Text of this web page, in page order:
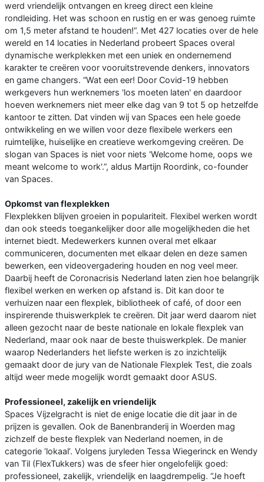
werd vriendelijk ontvangen en kreeg direct een kleine
rondleiding. Het was schoon en rustig en er was genoeg ruimte
om 1,5 meter afstand te houden!”. Met 427 locaties over de hele
wereld en 14 locaties in Nederland probeert Spaces overal
dynamische werkplekken met een uniek en ondernemend
karakter te creëren voor vooruitstrevende denkers, innovators
en game changers. “Wat een eer! Door Covid-19 hebben
werkgevers hun werknemers 'los moeten laten' en daardoor
hoeven werknemers niet meer elke dag van 9 tot 5 op hetzelfde
kantoor te zitten. Dat vinden wij van Spaces een hele goede
ontwikkeling en we willen voor deze flexibele werkers een
ruimtelijke, huiselijke en creatieve werkomgeving creëren. De
slogan van Spaces is niet voor niets 'Welcome home, oops we
meant welcome to work'.”, aldus Martijn Roordink, co-founder
van Spaces.
Opkomst van flexplekken
Flexplekken blijven groeien in populariteit. Flexibel werken wordt
dan ook steeds toegankelijker door alle mogelijkheden die het
internet biedt. Medewerkers kunnen overal met elkaar
communiceren, documenten met elkaar delen en deze samen
bewerken, een videovergadering houden en nog veel meer.
Daarbij heeft de Coronacrisis Nederland laten zien hoe belangrijk
flexibel werken en werken op afstand is. Dit kan door te
verhuizen naar een flexplek, bibliotheek of café, of door een
inspirerende thuiswerkplek te creëren. Dit jaar werd daarom niet
alleen gezocht naar de beste nationale en lokale flexplek van
Nederland, maar ook naar de beste thuiswerkplek. De manier
waarop Nederlanders het liefste werken is zo inzichtelijk
gemaakt door de jury van de Nationale Flexplek Test, die zoals
altijd weer mede mogelijk wordt gemaakt door ASUS.
Professioneel, zakelijk en vriendelijk
Spaces Vijzelgracht is niet de enige locatie die dit jaar in de
prijzen is gevallen. Ook de Banenbranderij in Woerden mag
zichzelf de beste flexplek van Nederland noemen, in de
categorie ‘lokaal’. Volgens juryleden Tessa Wiegerinck en Wendy
van Til (FlexTukkers) was de sfeer hier ongelofelijk goed:
professioneel, zakelijk, vriendelijk en laagdrempelig. “Je hoeft